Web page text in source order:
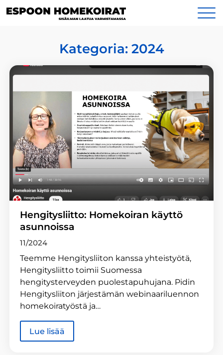
sisältöön
Yhteystiedot
Kategoria: 2024
Hengitysliitto: Homekoiran käyttö
asunnoissa
11/2024
Teemme Hengitysliiton kanssa yhteistyötä,
Hengitysliitto toimii Suomessa
hengitysterveyden puolestapuhujana. Pidin
Hengitysliiton järjestämän webinaariluennon
homekoiratyöstä ja…
Lue lisää